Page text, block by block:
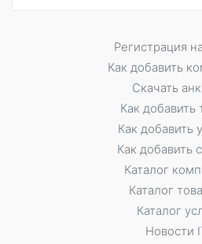
Регистрация
Как добавить
Скачать
Как добавить
Как добавить
Как добавить
Каталог
Каталог
Каталог
Новости